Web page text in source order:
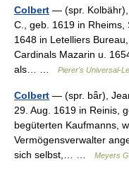
Colbert — (spr. Kolbähr),
C., geb. 1619 in
1648 in Letelliers
Cardinals Mazarin u.
als… …
Pierer's Universal-
Colbert — (spr. bǟr),
29. Aug. 1619 in Reinis,
begüterten Kaufmanns,
Vermögensverwalter
sich selbst,… …
Meyers